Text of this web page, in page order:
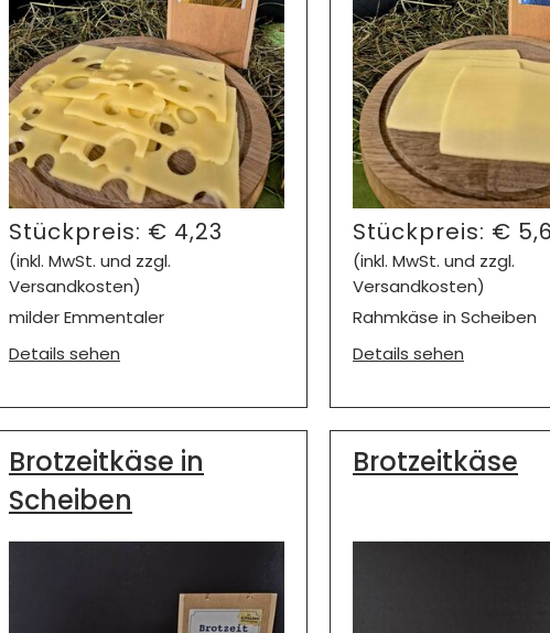
Stückpreis: € 4,23
(inkl. MwSt. und zzgl.
Versandkosten)
milder Emmentaler
Details sehen
Stückpreis: €
(inkl. MwSt. und zzgl.
Versandkosten)
Rahmkäse in Scheiben
Details sehen
Brotzeitkäse in
Scheiben
Brotzeitkäse